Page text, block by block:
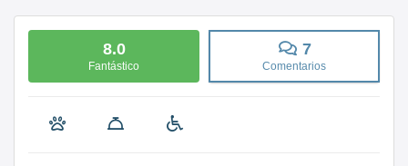
8.0
Fantástico
7
Comentarios